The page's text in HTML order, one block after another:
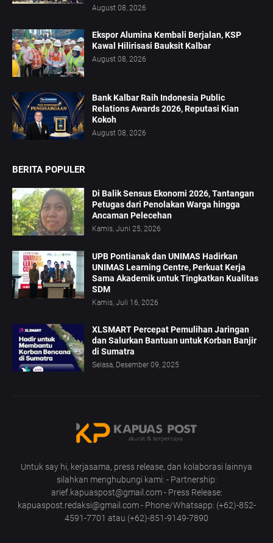
August 08, 2026
Ekspor Alumina Kembali Berjalan, KSP
Kawal Hilirisasi Bauksit Kalbar
August 08, 2026
Bank Kalbar Raih Indonesia Public
Relations Awards 2026, Reputasi Kian
Kokoh
August 08, 2026
BERITA POPULER
Di Balik Sensus Ekonomi 2026, Tantangan
Petugas dari Penolakan Warga hingga
Ancaman Pelecehan
Kamis, Juni 25, 2026
UPB Pontianak dan UNIMAS Hadirkan
UNIMAS Learning Centre, Perkuat Kerja
Sama Akademik untuk Tingkatkan Kualitas
SDM
Kamis, Juli 16, 2026
XLSMART Percepat Pemulihan Jaringan
dan Salurkan Bantuan untuk Korban Banjir
di Sumatra
Selasa, Desember 09, 2025
Untuk say hi, kerjasama, press release, dan kolaborasi lainnya
silahkan menghubungi kami: - Partnership:
arief.kapuaspost@gmail.com - Press Release:
kapuaspost.redaksi@gmail.com - Phone/Whatsapp: (+62)-852-
4591-7701 atau (+62)-851-9149-7890